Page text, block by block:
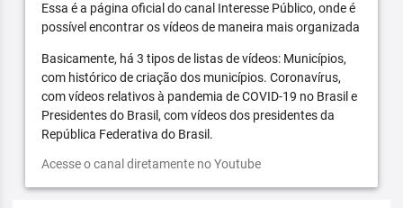
Essa é a página oficial do canal Interesse Público, onde é
possível encontrar os vídeos de maneira mais organizada
Basicamente, há 3 tipos de listas de vídeos: Municípios,
com histórico de criação dos municípios. Coronavírus,
com vídeos relativos à pandemia de COVID-19 no Brasil e
Presidentes do Brasil, com vídeos dos presidentes da
República Federativa do Brasil.
Acesse o canal diretamente no Youtube